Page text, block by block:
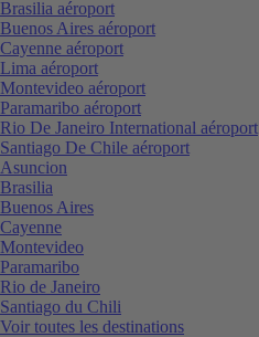
Brasilia aéroport
Buenos Aires aéroport
Cayenne aéroport
Lima aéroport
Montevideo aéroport
Paramaribo aéroport
Rio De Janeiro International aéroport
Santiago De Chile aéroport
Asuncion
Brasilia
Buenos Aires
Cayenne
Montevideo
Paramaribo
Rio de Janeiro
Santiago du Chili
Voir toutes les destinations